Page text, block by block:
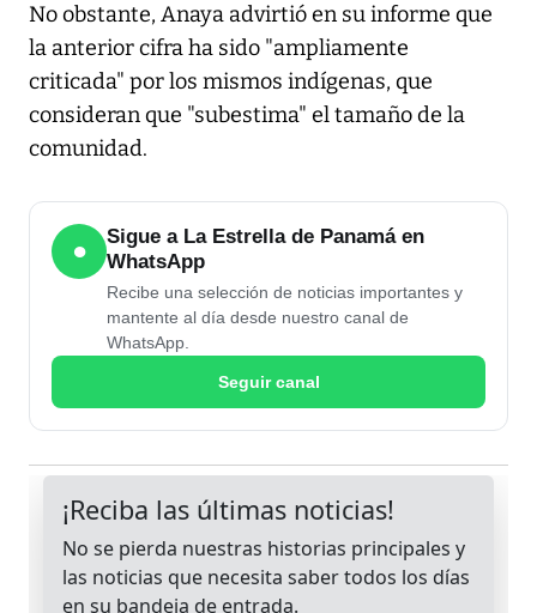
No obstante, Anaya advirtió en su informe que
la anterior cifra ha sido "ampliamente
criticada" por los mismos indígenas, que
consideran que "subestima" el tamaño de la
comunidad.
●
Sigue a La Estrella de Panamá en
WhatsApp
Recibe una selección de noticias importantes y
mantente al día desde nuestro canal de
WhatsApp.
Seguir canal